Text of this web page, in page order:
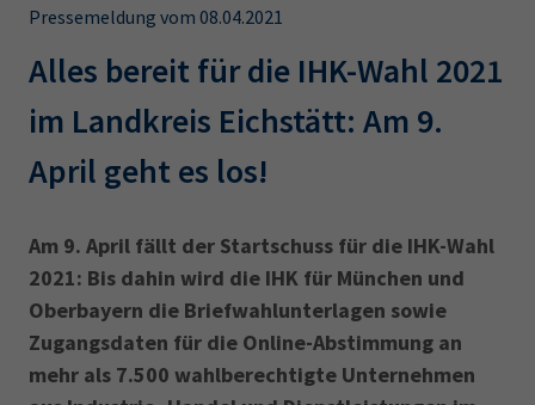
Karriere
EN
IHK Akademie
AdA
34d
Prüfungstermine
Wirtschaftsfachwirt
34f
Negativerklärung
Pressemeldung vom 08.04.2021
Alles bereit für die IHK-Wahl 2021
im Landkreis Eichstätt: Am 9.
April geht es los! ‎
Am 9. April fällt der Startschuss für die IHK-Wahl
2021: Bis dahin wird die IHK für München und
Oberbayern die Briefwahlunterlagen sowie
Zugangsdaten für die Online-Abstimmung an
mehr als 7.500 wahlberechtigte Unternehmen